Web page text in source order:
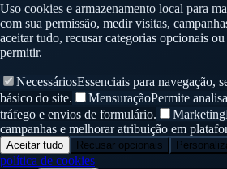
Uso cookies e armazenamento local para
com sua permissão, medir visitas,
aceitar tudo, recusar categorias opcionais
permitir.
NecessáriosEssenciais para navegação,
básico do site.
MensuraçãoPermite
tráfego e envios de formulário.
Marketing
campanhas e melhorar atribuição em
Aceitar tudo Recusar opcionais
política de cookies